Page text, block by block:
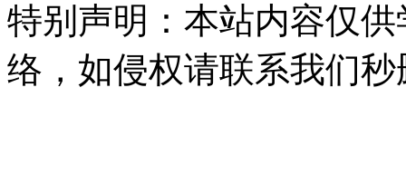
特别声明：本站内容仅
络，如侵权请联系我们秒